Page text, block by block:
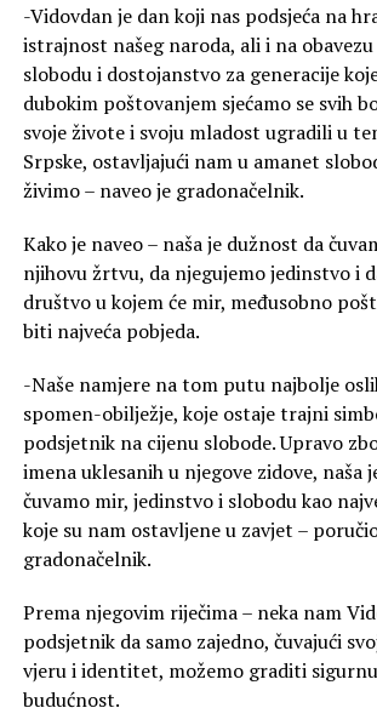
-Vidovdan je dan koji nas podsjeća na
istrajnost našeg naroda, ali i na
slobodu i dostojanstvo za generacije
dubokim poštovanjem sjećamo se svih
svoje živote i svoju mladost ugradili u
Srpske, ostavljajući nam u amanet
živimo – naveo je gradonačelnik.
Kako je naveo – naša je dužnost da
njihovu žrtvu, da njegujemo jedinstvo i
društvo u kojem će mir, međusobno
biti najveća pobjeda.
-Naše namjere na tom putu najbolje
spomen-obilježje, koje ostaje trajni
podsjetnik na cijenu slobode. Upravo
imena uklesanih u njegove zidove, naša
čuvamo mir, jedinstvo i slobodu kao
koje su nam ostavljene u zavjet –
gradonačelnik.
Prema njegovim riječima – neka nam
podsjetnik da samo zajedno, čuvajući
vjeru i identitet, možemo graditi
budućnost.